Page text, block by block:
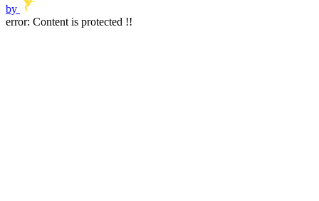
by
error: Content is protected !!